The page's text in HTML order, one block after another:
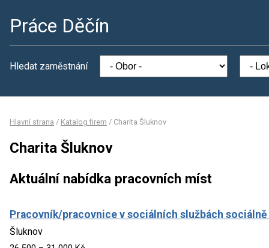
Práce Děčín
Hledat zaměstnání
Hlavní strana / Katalog firem / Charita Šluknov
Charita Šluknov
Aktuální nabídka pracovních míst
Pracovník/pracovnice v sociálních službách
Šluknov